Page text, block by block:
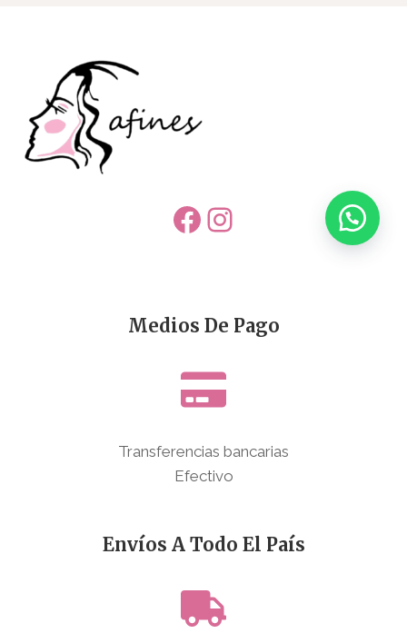
Facebook
Instagram
Medios De Pago
Transferencias bancarias
Efectivo
Envíos A Todo El País